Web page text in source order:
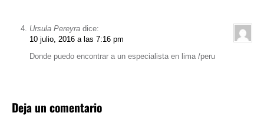
Ursula Pereyra dice:
10 julio, 2016 a las 7:16 pm
Donde puedo encontrar a un especialista en lima /peru
Deja un comentario